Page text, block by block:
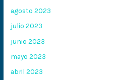
agosto 2023
julio 2023
junio 2023
mayo 2023
abril 2023